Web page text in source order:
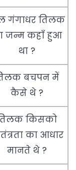
गंगाधर तिलक
जन्म कहाँ हुआ
था ?
बचपन में
कैसे थे ?
किसको
का आधार
मानते थे ?